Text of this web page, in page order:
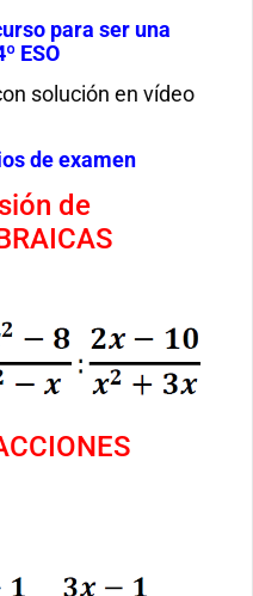
para ser una
ESO
solución en vídeo
de examen
de